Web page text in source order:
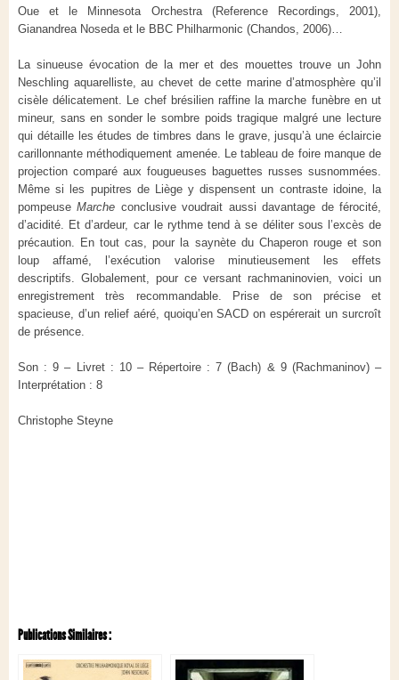
Oue et le Minnesota Orchestra (Reference Recordings, 2001),
Gianandrea Noseda et le BBC Philharmonic (Chandos, 2006)…
La sinueuse évocation de la mer et des mouettes trouve un John
Neschling aquarelliste, au chevet de cette marine d’atmosphère qu’il
cisèle délicatement. Le chef brésilien raffine la marche funèbre en ut
mineur, sans en sonder le sombre poids tragique malgré une lecture
qui détaille les études de timbres dans le grave, jusqu’à une éclaircie
carillonnante méthodiquement amenée. Le tableau de foire manque de
projection comparé aux fougueuses baguettes russes susnommées.
Même si les pupitres de Liège y dispensent un contraste idoine, la
pompeuseMarche conclusive voudrait aussi davantage de férocité,
d’acidité. Et d’ardeur, car le rythme tend à se déliter sous l’excès de
précaution. En tout cas, pour la saynète du Chaperon rouge et son
loup affamé, l’exécution valorise minutieusement les effets
descriptifs. Globalement, pour ce versant rachmaninovien, voici un
enregistrement très recommandable. Prise de son précise et
spacieuse, d’un relief aéré, quoiqu’en SACD on espérerait un surcroît
de présence.
Son : 9 – Livret : 10 – Répertoire : 7 (Bach) & 9 (Rachmaninov) –
Interprétation : 8
Christophe Steyne
Publications Similaires :